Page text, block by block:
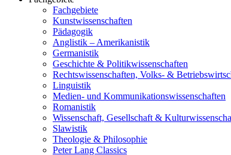
Fachgebiete
Kunstwissenschaften
Pädagogik
Anglistik – Amerikanistik
Germanistik
Geschichte & Politikwissenschaften
Rechtswissenschaften, Volks- &
Linguistik
Medien- und Kommunikationswissenschaften
Romanistik
Wissenschaft, Gesellschaft &
Slawistik
Theologie & Philosophie
Peter Lang Classics